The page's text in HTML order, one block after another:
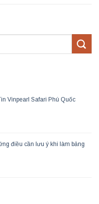
Vinpearl Safari Phú Quốc
điều cần lưu ý khi làm bảng